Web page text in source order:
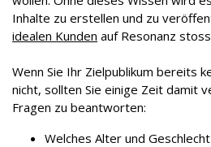
Inhalte zu erstellen und zu
idealen Kunden auf Resonanz
Wenn Sie Ihr Zielpublikum bereits
nicht, sollten Sie einige Zeit damit
Fragen zu beantworten:
Welches Alter und